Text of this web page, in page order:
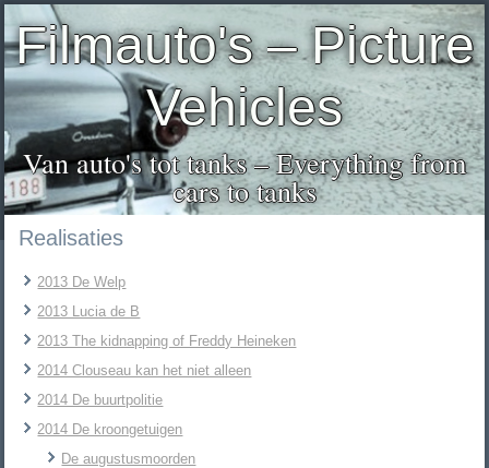
Filmauto's – Picture
Vehicles
Van auto's tot tanks – Everything from
cars to tanks
Realisaties
2013 De Welp
2013 Lucia de B
2013 The kidnapping of Freddy Heineken
2014 Clouseau kan het niet alleen
2014 De buurtpolitie
2014 De kroongetuigen
De augustusmoorden